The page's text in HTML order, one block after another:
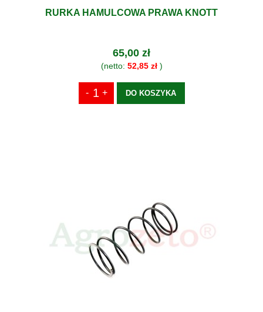
RURKA HAMULCOWA PRAWA KNOTT
65,00 zł
(netto: 52,85 zł)
DO KOSZYKA